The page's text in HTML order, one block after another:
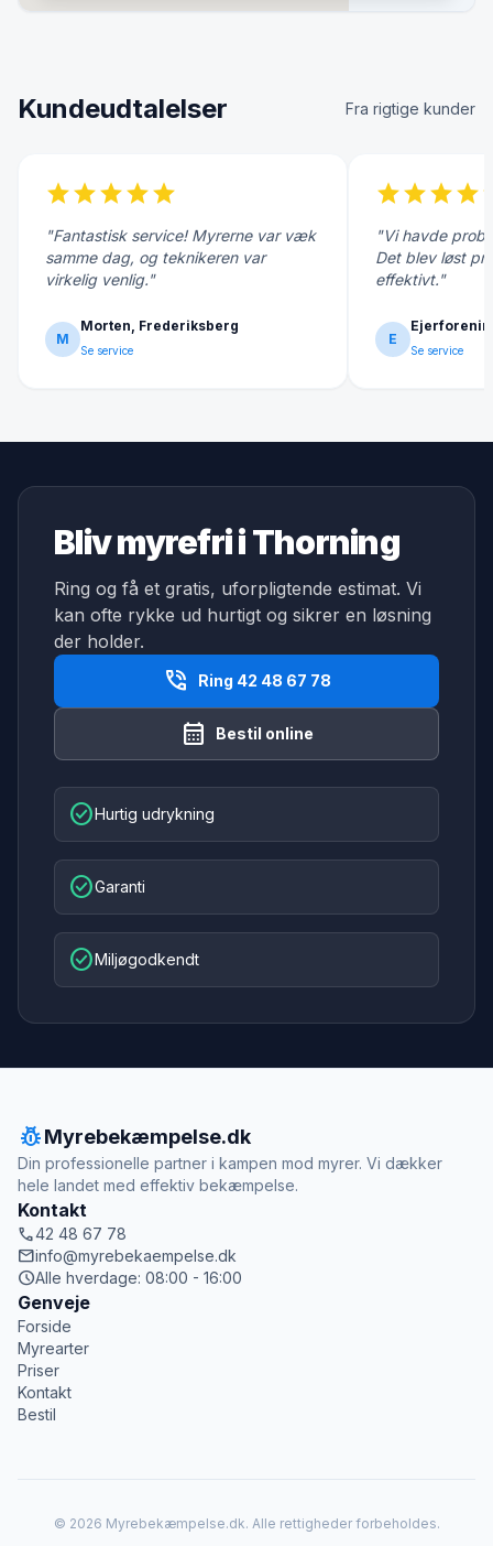
Kundeudtalelser Fra rigtige kunder
starstarstarstarstar
"Fantastisk service! Myrerne var væk
samme dag, og teknikeren var
virkelig venlig."
M
Morten, Frederiksberg
Se service
starstarstarstar
"Vi havde
Det blev løst
effektivt."
E
Se service
Bliv myrefri i Thorning
Ring og få et gratis, uforpligtende estimat. Vi
kan ofte rykke ud hurtigt og sikrer en løsning
der holder.
phone_in_talk Ring 42 48 67 78
calendar_month Bestil online
check_circleHurtig udrykning
check_circleGaranti
check_circleMiljøgodkendt
pest_controlMyrebekæmpelse.dk
Din professionelle partner i kampen mod myrer. Vi dækker
hele landet med effektiv bekæmpelse.
Kontakt
call42 48 67 78
mailinfo@myrebekaempelse.dk
scheduleAlle hverdage: 08:00 - 16:00
Genveje
Forside
Myrearter
Priser
Kontakt
Bestil
© 2026 Myrebekæmpelse.dk. Alle rettigheder forbeholdes.